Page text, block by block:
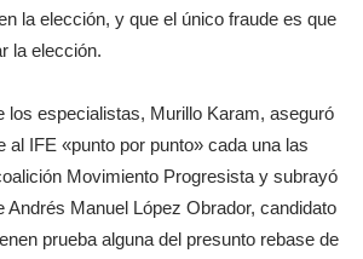
la elección, y que el único fraude es que
la elección.
los especialistas, Murillo Karam, aseguró
al IFE «punto por punto» cada una las
Movimiento Progresista y subrayó
Andrés Manuel López Obrador, candidato
prueba alguna del presunto rebase de